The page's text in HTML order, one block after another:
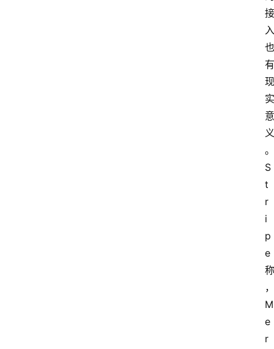
接
入
也
有
现
实
意
义
。
S
t
r
i
p
e
称
，
M
e
r